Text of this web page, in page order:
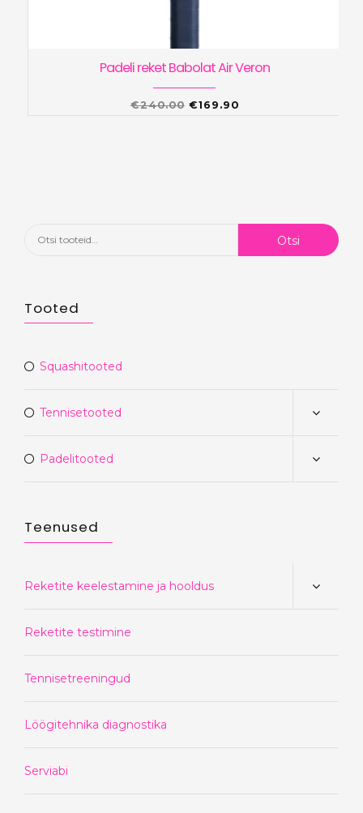
Padeli reket Babolat Air Veron
€240.00 Algne
€169.90Praegune
Otsi: Otsi
Tooted
Squashitooted
Tennisetooted
Padelitooted
Teenused
Reketite keelestamine ja hooldus
Reketite testimine
Tennisetreeningud
Löögitehnika diagnostika
Serviabi